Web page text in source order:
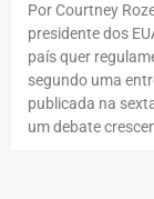
Por Courtney
presidente dos
país quer
segundo uma
publicada na
um debate